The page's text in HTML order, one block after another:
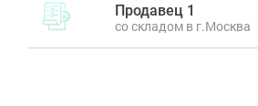
Продавец 1
со складом в г.Москва